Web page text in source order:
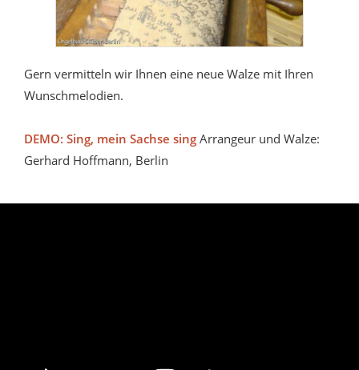
Gern vermitteln wir Ihnen eine neue Walze mit Ihren
Wunschmelodien.
DEMO: Sing, mein Sachse sing Arrangeur und Walze:
Gerhard Hoffmann, Berlin